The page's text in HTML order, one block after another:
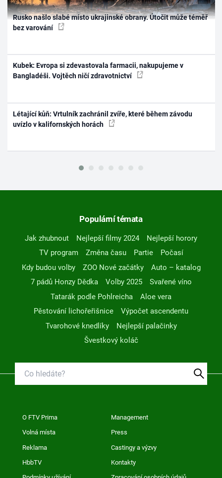
Rusko našlo slabé místo ukrajinské obrany. Útočit může téměř
bez varování
Kubek: Evropa si zdevastovala farmacii, nakupujeme v
Bangladéši. Vojtěch ničí zdravotnictví
Létající kůň: Vrtulník zachránil zvíře, které během závodu
uvízlo v kalifornských horách
Populární témata
Jak zhubnout Nejlepší filmy 2024
Nejlepší horory
TV program
Změna času Partie
Počasí
Kdy budou volby
ZOO Nové začátky
Auto – katalog
7 pádů Honzy Dědka
Volby 2025
Svařené víno
Tatarák podle Pohlreicha
Aloe vera
Pěstování lichořeřišnice
Výpočet ascendentu
Tvarohové knedlíky
Nejlepší palačinky
Švestkový koláč
O FTV Prima Management
Volná místa Press
Reklama Castingy a výzvy
HbbTV Kontakty